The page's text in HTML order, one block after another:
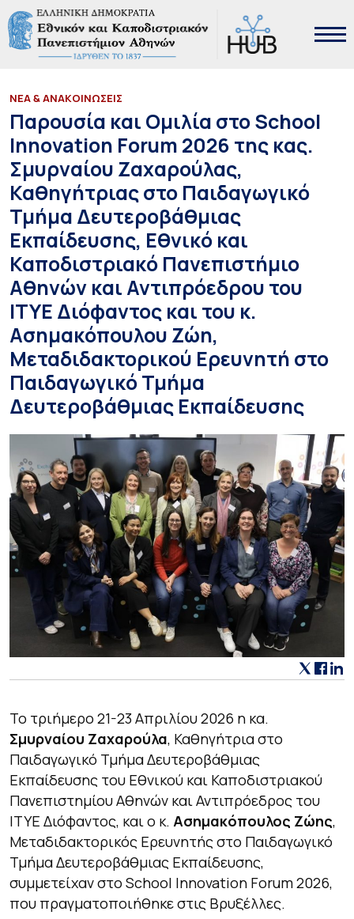
ΝΕΑ & ΑΝΑΚΟΙΝΩΣΕΙΣ
Παρουσία και Ομιλία στο School
Innovation Forum 2026 της κας.
Σμυρναίου Ζαχαρούλας,
Καθηγήτριας στο Παιδαγωγικό
Τμήμα Δευτεροβάθμιας
Εκπαίδευσης, Εθνικό και
Καποδιστριακό Πανεπιστήμιο
Αθηνών και Αντιπρόεδρου του
ΙΤΥΕ Διόφαντος και του κ.
Ασημακόπουλου Ζώη,
Μεταδιδακτορικού Ερευνητή στο
Παιδαγωγικό Τμήμα
Δευτεροβάθμιας Εκπαίδευσης
Το τριήμερο 21-23 Απριλίου 2026 η κα.
Σμυρναίου Ζαχαρούλα, Καθηγήτρια στο
Παιδαγωγικό Τμήμα Δευτεροβάθμιας
Εκπαίδευσης του Εθνικού και Καποδιστριακού
Πανεπιστημίου Αθηνών και Αντιπρόεδρος του
ΙΤΥΕ Διόφαντος, και ο κ. Ασημακόπουλος Ζώης,
Μεταδιδακτορικός Ερευνητής στο Παιδαγωγικό
Τμήμα Δευτεροβάθμιας Εκπαίδευσης,
συμμετείχαν στο School Innovation Forum 2026,
που πραγματοποιήθηκε στις Βρυξέλλες.